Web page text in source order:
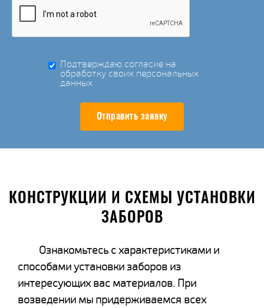
Подтверждаю согласие на
обработку своих персональных
данных
Отправить заявку
КОНСТРУКЦИИ И СХЕМЫ УСТАНОВКИ
ЗАБОРОВ
Ознакомьтесь с характеристиками и
способами установки заборов из
интересующих вас материалов. При
возведении мы придерживаемся всех